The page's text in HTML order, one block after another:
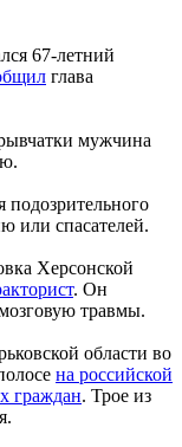
67-летний
глава
мужчина
или спасателей.
Херсонской
. Он
травмы.
области во
на российской
граждан. Трое из